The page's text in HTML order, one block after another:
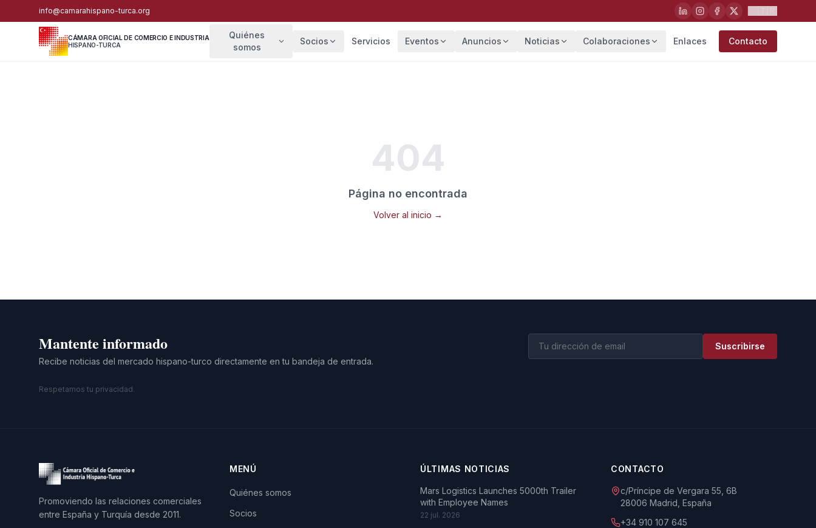
info@camarahispano-turca.org
CÁMARA OFICIAL DE COMERCIO E INDUSTRIA
HISPANO-TURCA
Quiénes
somos
Socios Servicios Eventos Anuncios Noticias Colaboraciones Enlaces Contacto
404
Página no encontrada
Volver al inicio →
Mantente informado
Recibe noticias del mercado hispano-turco directamente en tu bandeja de entrada.
Suscribirse
Respetamos tu privacidad.
Promoviendo las relaciones comerciales
entre España y Turquía desde 2011.
MENÚ
Quiénes somos
Socios
ÚLTIMAS NOTICIAS
Mars Logistics Launches 5000th Trailer
with Employee Names
22 jul. 2026
CONTACTO
c/Príncipe de Vergara 55, 6B
28006 Madrid, España
+34 910 107 645